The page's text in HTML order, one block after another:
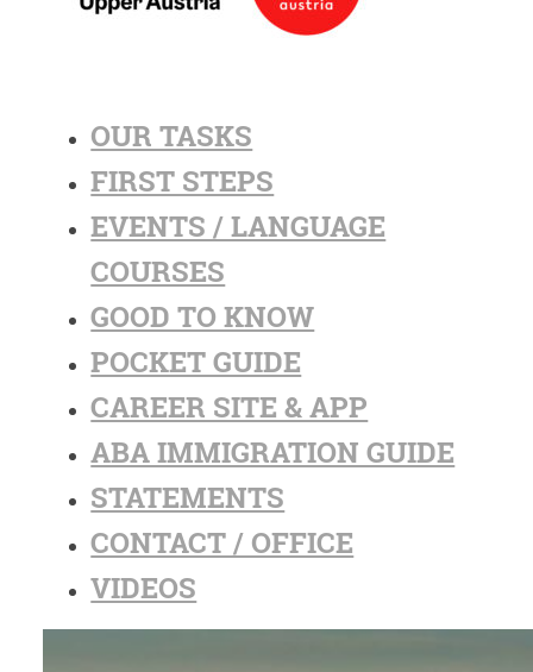
OUR TASKS
FIRST STEPS
EVENTS / LANGUAGE
COURSES
GOOD TO KNOW
POCKET GUIDE
CAREER SITE & APP
ABA IMMIGRATION GUIDE
STATEMENTS
CONTACT / OFFICE
VIDEOS